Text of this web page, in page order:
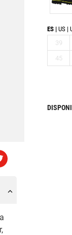
ES US
39
45